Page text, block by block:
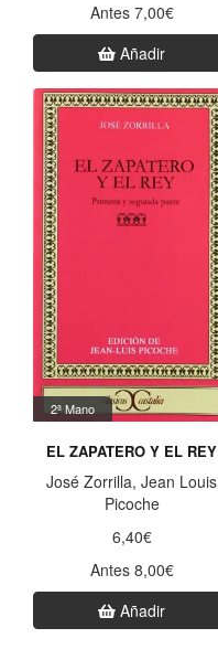
Antes 7,00€
Añadir
2ª Mano
EL ZAPATERO Y EL REY
José Zorrilla, Jean Louis
Picoche
6,40€
Antes 8,00€
Añadir